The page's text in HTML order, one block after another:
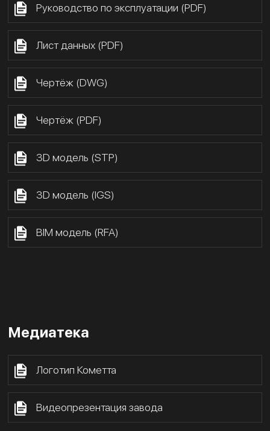
Руководство по эксплуатации (PDF)
Лист данных (PDF)
Чертёж (DWG)
Чертёж (PDF)
3D модель (STP)
3D модель (IGS)
BIM модель (RFA)
Медиатека
Логотип Кометта
Видеопрезентация завода